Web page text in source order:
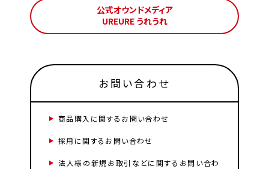
公式オウンドメディア
UREURE うれうれ
お問い合わせ
商品購入に関するお問い合わせ
採用に関するお問い合わせ
法人様の新規お取引などに関するお問い合わ